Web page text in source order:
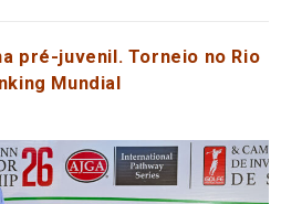
pré-juvenil. Torneio no Rio
Mundial